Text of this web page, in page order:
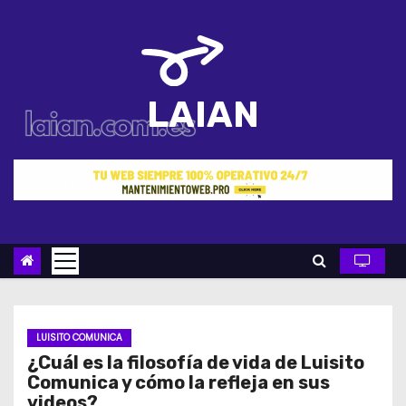
o
LAIAN
LUISITO COMUNICA
¿Cuál es la filosofía de vida de Luisito
Comunica y cómo la refleja en sus